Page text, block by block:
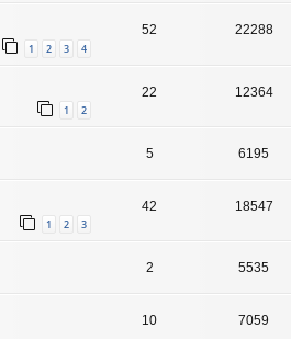
1 2 3 4
52 22288
1 2
22 12364
5 6195
1 2 3
42 18547
2 5535
10 7059